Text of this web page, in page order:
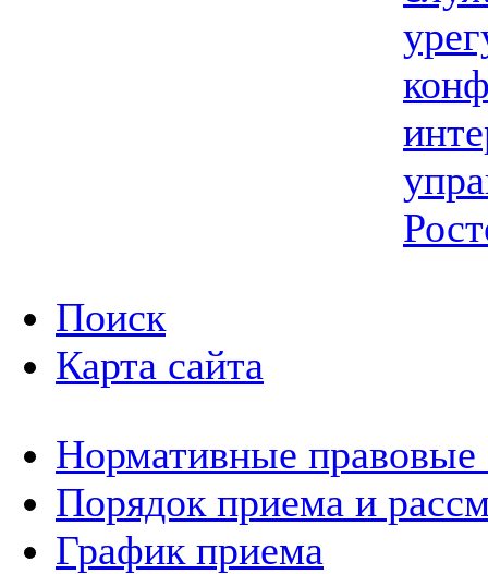
Поиск
Карта сайта
Нормативные правовые
Порядок приема и
График приема